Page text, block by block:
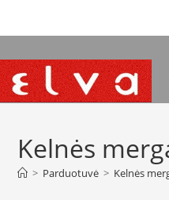
Kelnės
> Parduotuvė > Kelnės